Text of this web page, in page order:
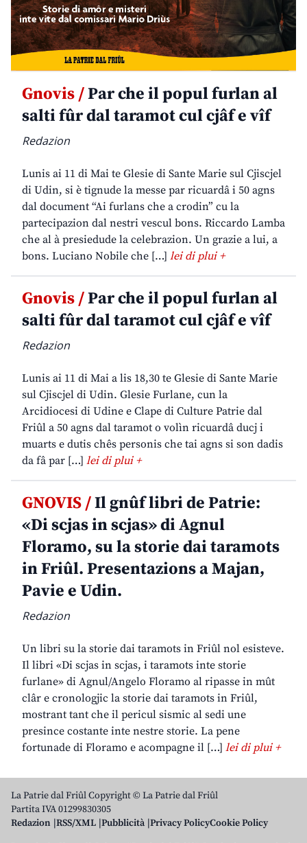
Gnovis /Par che il popul furlan al
salti fûr dal taramot cul cjâf e vîf
Redazion
Lunis ai 11 di Mai te Glesie di Sante Marie sul Cjiscjel
di Udin, si è tignude la messe par ricuardâ i 50 agns
dal document “Ai furlans che a crodin” cu la
partecipazion dal nestri vescul bons. Riccardo Lamba
che al à presiedude la celebrazion. Un grazie a lui, a
bons. Luciano Nobile che […] lei di plui +
Gnovis /Par che il popul furlan al
salti fûr dal taramot cul cjâf e vîf
Redazion
Lunis ai 11 di Mai a lis 18,30 te Glesie di Sante Marie
sul Cjiscjel di Udin. Glesie Furlane, cun la
Arcidiocesi di Udine e Clape di Culture Patrie dal
Friûl a 50 agns dal taramot o volìn ricuardâ ducj i
muarts e dutis chês personis che tai agns si son dadis
da fâ par […] lei di plui +
GNOVIS /Il gnûf libri de Patrie:
«Di scjas in scjas» di Agnul
Floramo, su la storie dai taramots
in Friûl. Presentazions a Majan,
Pavie e Udin.
Redazion
Un libri su la storie dai taramots in Friûl nol esisteve.
Il libri «Di scjas in scjas, i taramots inte storie
furlane» di Agnul/Angelo Floramo al ripasse in mût
clâr e cronologjic la storie dai taramots in Friûl,
mostrant tant che il pericul sismic al sedi une
presince costante inte nestre storie. La pene
fortunade di Floramo e acompagne il […] lei di plui +
La Patrie dal Friûl Copyright © La Patrie dal Friûl
Partita IVA 01299830305
Redazion RSS/XML Pubblicità Privacy PolicyCookie Policy